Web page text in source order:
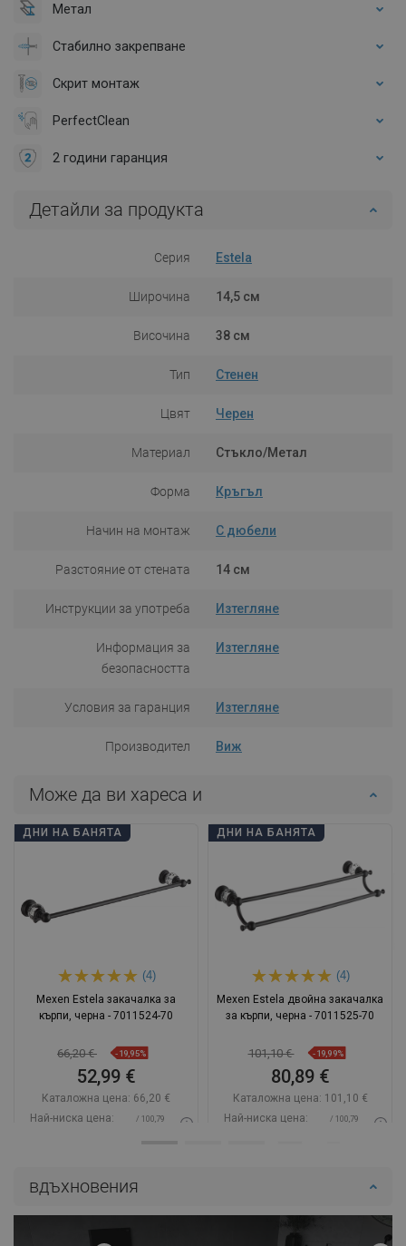
Метал
Стабилно закрепване
Скрит монтаж
PerfectClean
2 години гаранция
Детайли за продукта
Серия Estela
Широчина 14,5 см
Височина 38 см
Тип Стенен
Цвят Черен
Материал Стъкло/Метал
Форма Кръгъл
Начин на монтаж С дюбели
Разстояние от стената 14 см
Инструкции за употреба Изтегляне
Информация за
безопасността
Изтегляне
Условия за гаранция Изтегляне
Производител Виж
Може да ви хареса и
ДНИ НА БАНЯТА
(4)
Mexen Estela закачалка за
кърпи, черна - 7011524-70
66,20 € -19,95%
52,99 €
Каталожна цена: 66,20 €
Най-ниска цена:
/ 100,79
Добави в количката
favorite_border Любима
Сравнете
ДНИ НА БАНЯТА
(4)
Mexen Estela двойна закачалка
за кърпи, черна - 7011525-70
101,10 € -19,99%
80,89 €
Каталожна цена: 101,10 €
Най-ниска цена:
/ 100,79
Добави в количката
favorite_border Любима
Сравнете
вдъхновения